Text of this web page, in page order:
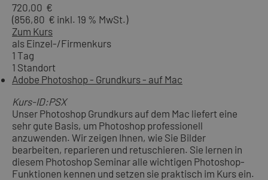
720,00 €
(856,80 € inkl. 19 % MwSt.)
Zum Kurs
als Einzel-/Firmenkurs
1 Tag
1 Standort
Adobe Photoshop - Grundkurs - auf Mac
Kurs-ID:PSX
Unser Photoshop Grundkurs auf dem Mac liefert eine
sehr gute Basis, um Photoshop professionell
anzuwenden. Wir zeigen Ihnen, wie Sie Bilder
bearbeiten, reparieren und retuschieren. Sie lernen in
diesem Photoshop Seminar alle wichtigen Photoshop-
Funktionen kennen und setzen sie praktisch im Kurs ein.